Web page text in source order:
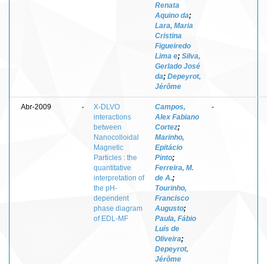
Renata
Aquino da;
Lara, Maria
Cristina
Figueiredo
Lima e; Silva,
Gerlado José
da; Depeyrot,
Jérôme
Abr-2009 -
X-DLVO
interactions
between
Nanocolloidal
Magnetic
Particles : the
quantitative
interpretation of
the pH-
dependent
phase diagram
of EDL-MF
Campos,
Alex Fabiano
Cortez;
Marinho,
Epitácio
Pinto;
Ferreira, M.
de A.;
Tourinho,
Francisco
Augusto;
Paula, Fábio
Luís de
Oliveira;
Depeyrot,
Jérôme
-